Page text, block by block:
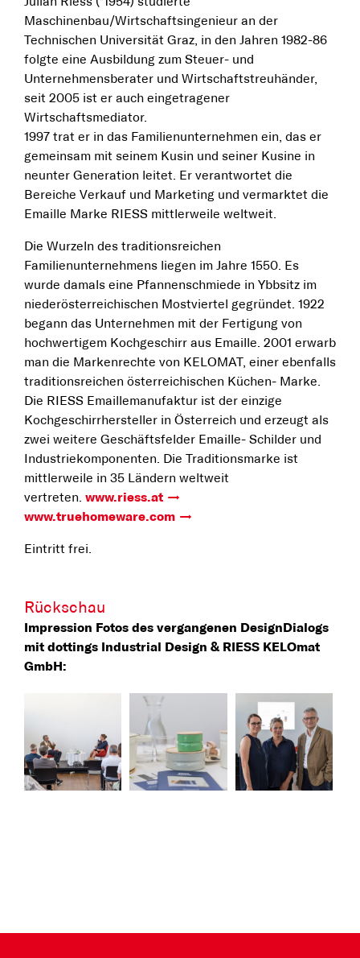
Maschinenbau/Wirtschaftsingenieur an der
Technischen Universität Graz, in den Jahren 1982-86
folgte eine Ausbildung zum Steuer- und
Unternehmensberater und Wirtschaftstreuhänder,
seit 2005 ist er auch eingetragener
Wirtschaftsmediator.
1997 trat er in das Familienunternehmen ein, das er
gemeinsam mit seinem Kusin und seiner Kusine in
neunter Generation leitet. Er verantwortet die
Bereiche Verkauf und Marketing und vermarktet die
Emaille Marke RIESS mittlerweile weltweit.
Die Wurzeln des traditionsreichen
Familienunternehmens liegen im Jahre 1550. Es
wurde damals eine Pfannenschmiede in Ybbsitz im
niederösterreichischen Mostviertel gegründet. 1922
begann das Unternehmen mit der Fertigung von
hochwertigem Kochgeschirr aus Emaille. 2001 erwarb
man die Markenrechte von KELOMAT, einer ebenfalls
traditionsreichen österreichischen Küchen- Marke.
Die RIESS Emaillemanufaktur ist der einzige
Kochgeschirrhersteller in Österreich und erzeugt als
zwei weitere Geschäftsfelder Emaille- Schilder und
Industriekomponenten. Die Traditionsmarke ist
mittlerweile in 35 Ländern weltweit
vertreten. www.riess.at
www.truehomeware.com
Eintritt frei.
Rückschau
Impression Fotos des vergangenen DesignDialogs
mit dottings Industrial Design & RIESS KELOmat
GmbH: